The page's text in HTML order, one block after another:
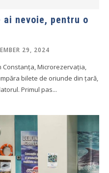
nevoie, pentru o
29, 2024
Constanța, Microrezervația,
bilete de oriunde din țară,
Primul pas...